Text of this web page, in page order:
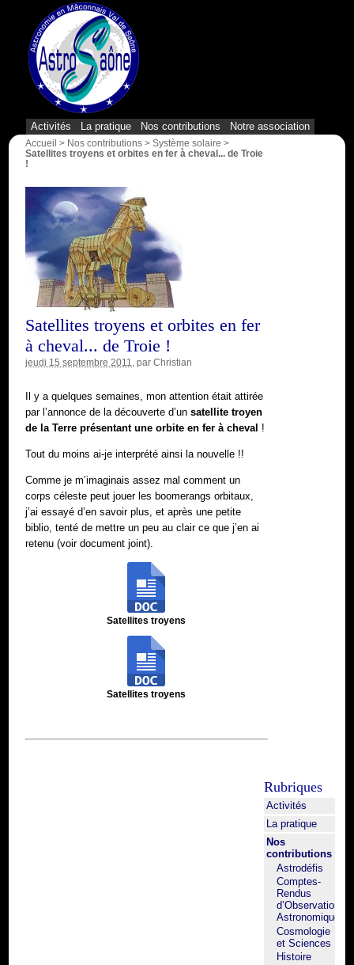
Activités La pratique Nos contributions Notre association
Accueil > Nos contributions > Système solaire >
Satellites troyens et orbites en fer à cheval... de Troie
!
Satellites troyens et orbites en fer
à cheval... de Troie !
jeudi 15 septembre 2011 , par Christian
Il y a quelques semaines, mon attention était attirée
par l’annonce de la découverte d’un satellite troyen
de la Terre présentant une orbite en fer à cheval !
Tout du moins ai-je interprété ainsi la nouvelle !!
Comme je m’imaginais assez mal comment un
corps céleste peut jouer les boomerangs orbitaux,
j’ai essayé d’en savoir plus, et après une petite
biblio, tenté de mettre un peu au clair ce que j’en ai
retenu (voir document joint).
Satellites troyens
Satellites troyens
Rubriques
Activités
La pratique
Nos
contributions
Astrodéfis
Comptes-
Rendus
d’Observation
Astronomique
Cosmologie
et Sciences
Histoire